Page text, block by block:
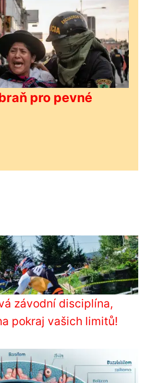
pro pevné
závodní disciplína,
pokraj vašich limitů!